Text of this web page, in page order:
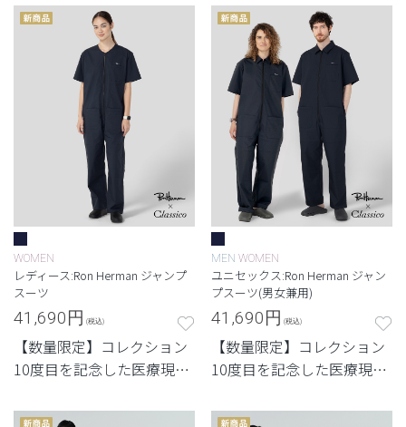
WOMEN
レディース:Ron Herman ジャンプ
スーツ
41,690円 (税込)
【数量限定】コレクション
10度目を記念した医療現場
ル。
MEN WOMEN
ユニセックス:Ron Herman ジャン
プスーツ(男女兼用)
41,690円 (税込)
【数量限定】コレクション
10度目を記念した医療現場
ル。